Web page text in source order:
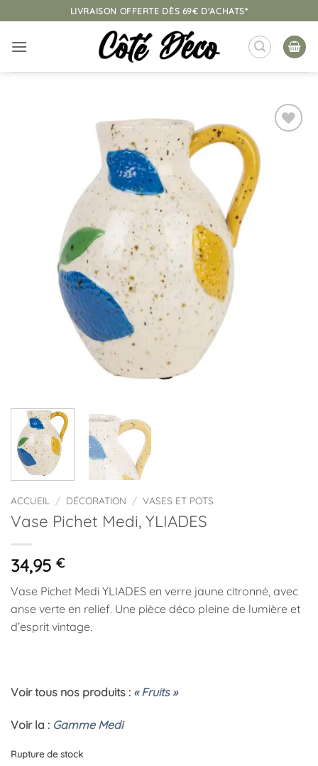
au
contenu
LIVRAISON OFFERTE DÈS 69€ D'ACHATS*
ACCUEIL / DÉCORATION / VASES ET POTS
Vase Pichet Medi, YLIADES
34,95 €
Vase Pichet Medi YLIADES en verre jaune citronné, avec
anse verte en relief. Une pièce déco pleine de lumière et
d’esprit vintage.
Voir tous nos produits : « Fruits »
Voir la : Gamme Medi
Rupture de stock